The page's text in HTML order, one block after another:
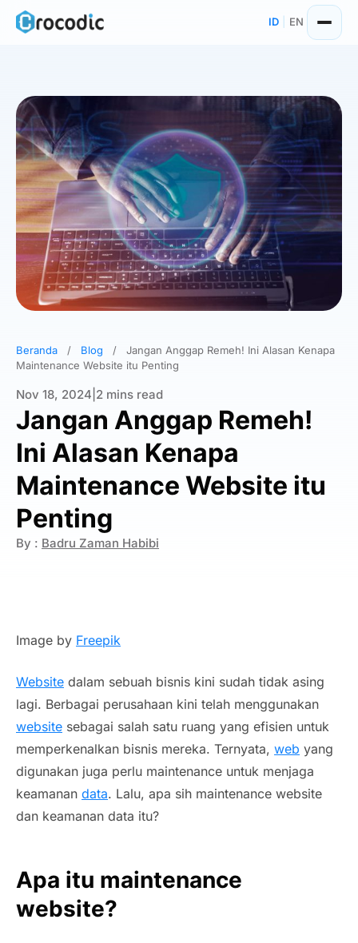
Skip
ID EN
Beranda / Blog /
Jangan Anggap Remeh! Ini Alasan Kenapa
Maintenance Website itu Penting
Nov 18, 2024 2 mins read
Jangan Anggap Remeh!
Ini Alasan Kenapa
Maintenance Website itu
Penting
By : Badru Zaman Habibi
Image by Freepik
Website dalam sebuah bisnis kini sudah tidak asing
lagi. Berbagai perusahaan kini telah menggunakan
website sebagai salah satu ruang yang efisien untuk
memperkenalkan bisnis mereka. Ternyata, web yang
digunakan juga perlu maintenance untuk menjaga
keamanan data. Lalu, apa sih maintenance website
dan keamanan data itu?
Apa itu maintenance
website?